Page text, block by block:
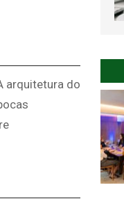
arquitetura do